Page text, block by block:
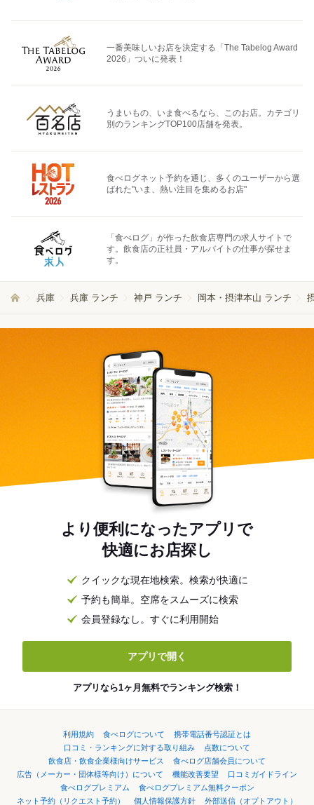
一番美味しいお店を決定する「The Tabelog Award
2026」ついに発表！
うまいもの、いま食べるなら、このお店。カテゴリ
別のランキングTOP100店舗を発表。
食べログネット予約を通じ、多くのユーザーから選
ばれた"いま、熱い注目を集めるお店"
「食べログ」が作った飲食店専門の求人サイトで
す。飲食店の正社員・アルバイトの仕事が探せま
す。
兵庫 兵庫 ランチ 神戸 ランチ 岡本・摂津本山 ランチ
より便利になったアプリで
快適にお店探し
クイックな現在地検索。検索が快適に
予約も簡単。空席をスムーズに検索
会員登録なし。すぐに利用開始
アプリで開く
アプリなら1ヶ月無料でランキング検索！
利用規約 食べログについて
携帯電話番号認証とは
口コミ・ランキングに対する取り組み
点数について
飲食店・飲食企業様向けサービス
食べログ店舗会員について
広告（メーカー・団体様等向け）について
機能改善要望
口コミガイドライン
食べログプレミアム
食べログプレミアム無料クーポン
ネット予約（リクエスト予約）
個人情報保護方針 外部送信（オプトアウト）